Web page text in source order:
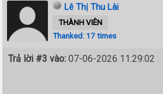
Lê Thị Thu Lài
THÀNH VIÊN
Thanked: 17 times
Trả lời #3 vào: 07-06-2026 11:29:02